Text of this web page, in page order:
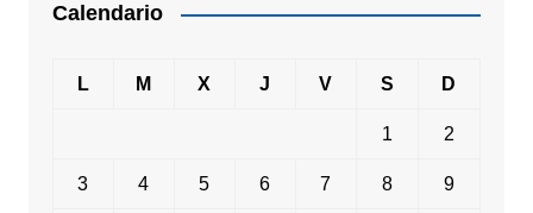
Calendario
L M X J V S D
1 2
3 4 5 6 7 8 9